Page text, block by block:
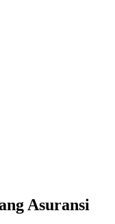
Asuransi